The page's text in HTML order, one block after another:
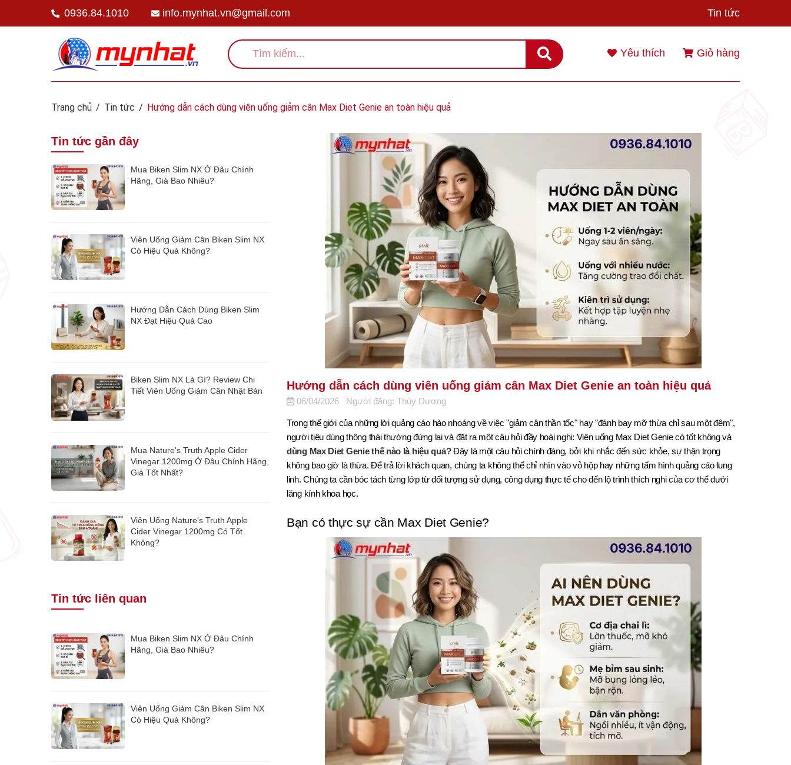
0936.84.1010 info.mynhat.vn@gmail.com Tin tức
Yêu thích Giỏ hàng
Trang chủ / Tin tức / Hướng dẫn cách dùng viên uống giảm cân Max Diet Genie an toàn hiệu quả
Hướng dẫn cách dùng viên uống giảm cân Max Diet Genie an toàn hiệu quả
06/04/2026 Người đăng: Thùy Dương
Trong thế giới của những lời quảng cáo hào nhoáng về việc "giảm cân thần tốc" hay "đánh bay mỡ thừa chỉ sau một đêm",
người tiêu dùng thông thái thường đứng lại và đặt ra một câu hỏi đầy hoài nghi: Viên uống Max Diet Genie có tốt không và
dùng Max Diet Genie thế nào là hiệu quả?Đây là một câu hỏi chính đáng, bởi khi nhắc đến sức khỏe, sự thận trọng
không bao giờ là thừa. Để trả lời khách quan, chúng ta không thể chỉ nhìn vào vỏ hộp hay những tấm hình quảng cáo lung
linh. Chúng ta cần bóc tách từng lớp từ đối tượng sử dụng, công dụng thực tế cho đến lộ trình thích nghi của cơ thể dưới
lăng kính khoa học.
Bạn có thực sự cần Max Diet Genie?
Tin tức gần đây
Mua Biken Slim NX Ở Đâu Chính
Hãng, Giá Bao Nhiêu?
Viên Uống Giảm Cân Biken Slim NX
Có Hiệu Quả Không?
Hướng Dẫn Cách Dùng Biken Slim
NX Đạt Hiệu Quả Cao
Biken Slim NX Là Gì? Review Chi
Tiết Viên Uống Giảm Cân Nhật Bản
Mua Nature's Truth Apple Cider
Vinegar 1200mg Ở Đâu Chính Hãng,
Giá Tốt Nhất?
Viên Uống Nature's Truth Apple
Cider Vinegar 1200mg Có Tốt
Không?
Tin tức liên quan
Mua Biken Slim NX Ở Đâu Chính
Hãng, Giá Bao Nhiêu?
Viên Uống Giảm Cân Biken Slim NX
Có Hiệu Quả Không?